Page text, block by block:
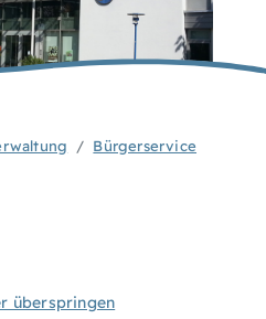
Bürgerservice
überspringen